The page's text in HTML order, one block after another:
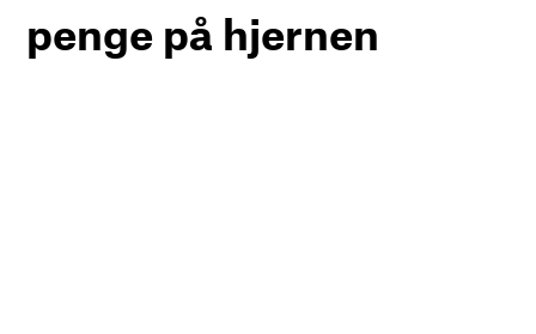
penge på hjernen